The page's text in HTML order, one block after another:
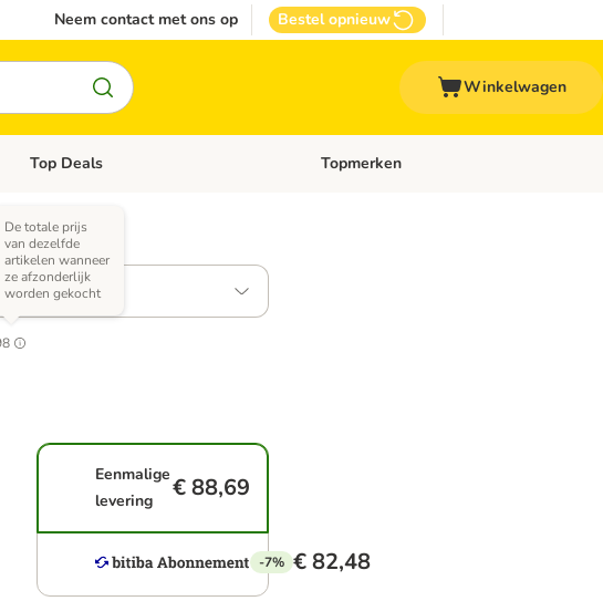
Neem contact met ons op Bestel opnieuw
Winkelwagen
Open categoriemenu: Overige huisdieren
Top Deals Open categoriemenu: Top Deals
Topmerken
x 10 kg
De totale prijs
van dezelfde
artikelen wanneer
ze afzonderlijk
worden gekocht
Eenmalige
levering
€ 88,69
-7% € 82,48